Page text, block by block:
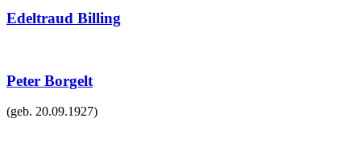
Edeltraud Billing
Peter Borgelt
(geb. 20.09.1927)